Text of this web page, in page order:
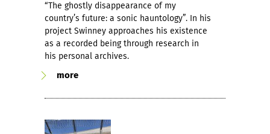
“The ghostly disappearance of my
country’s future: a sonic hauntology”. In his
project Swinney approaches his existence
as a recorded being through research in
his personal archives.
more